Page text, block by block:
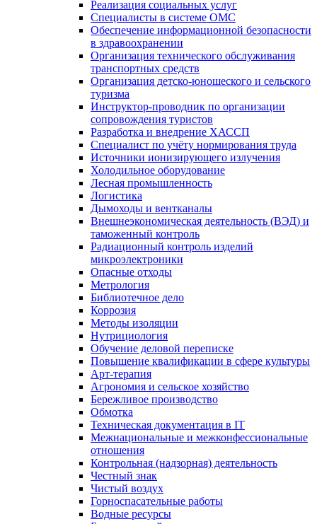
Реализация социальных услуг
Специалисты в системе ОМС
Обеспечение информационной безопасности
в здравоохранении
Организация технического обслуживания
транспортных средств
Организация детско-юношеского и сельского
туризма
Инструктор-проводник по организации
сопровождения туристов
Разработка и внедрение ХАССП
Специалист по учёту нормирования труда
Источники ионизирующего излучения
Холодильное оборудование
Лесная промышленность
Логистика
Дымоходы и вентканалы
Внешнеэкономическая деятельность (ВЭД) и
таможенный контроль
Радиационный контроль изделий
микроэлектроники
Опасные отходы
Метрология
Библиотечное дело
Коррозия
Методы изоляции
Нутрициология
Обучение деловой переписке
Повышение квалификации в сфере культуры
Арт-терапия
Агрономия и сельское хозяйство
Бережливое производство
Обмотка
Техническая документация в IT
Межнациональные и межконфессиональные
отношения
Контрольная (надзорная) деятельность
Честный знак
Чистый воздух
Горноспасательные работы
Водные ресурсы